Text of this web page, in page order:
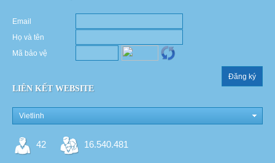
Email
Họ và tên
Mã bảo vệ
Đăng ký
LIÊN KẾT WEBSITE
Vietlinh
42 16.540.481